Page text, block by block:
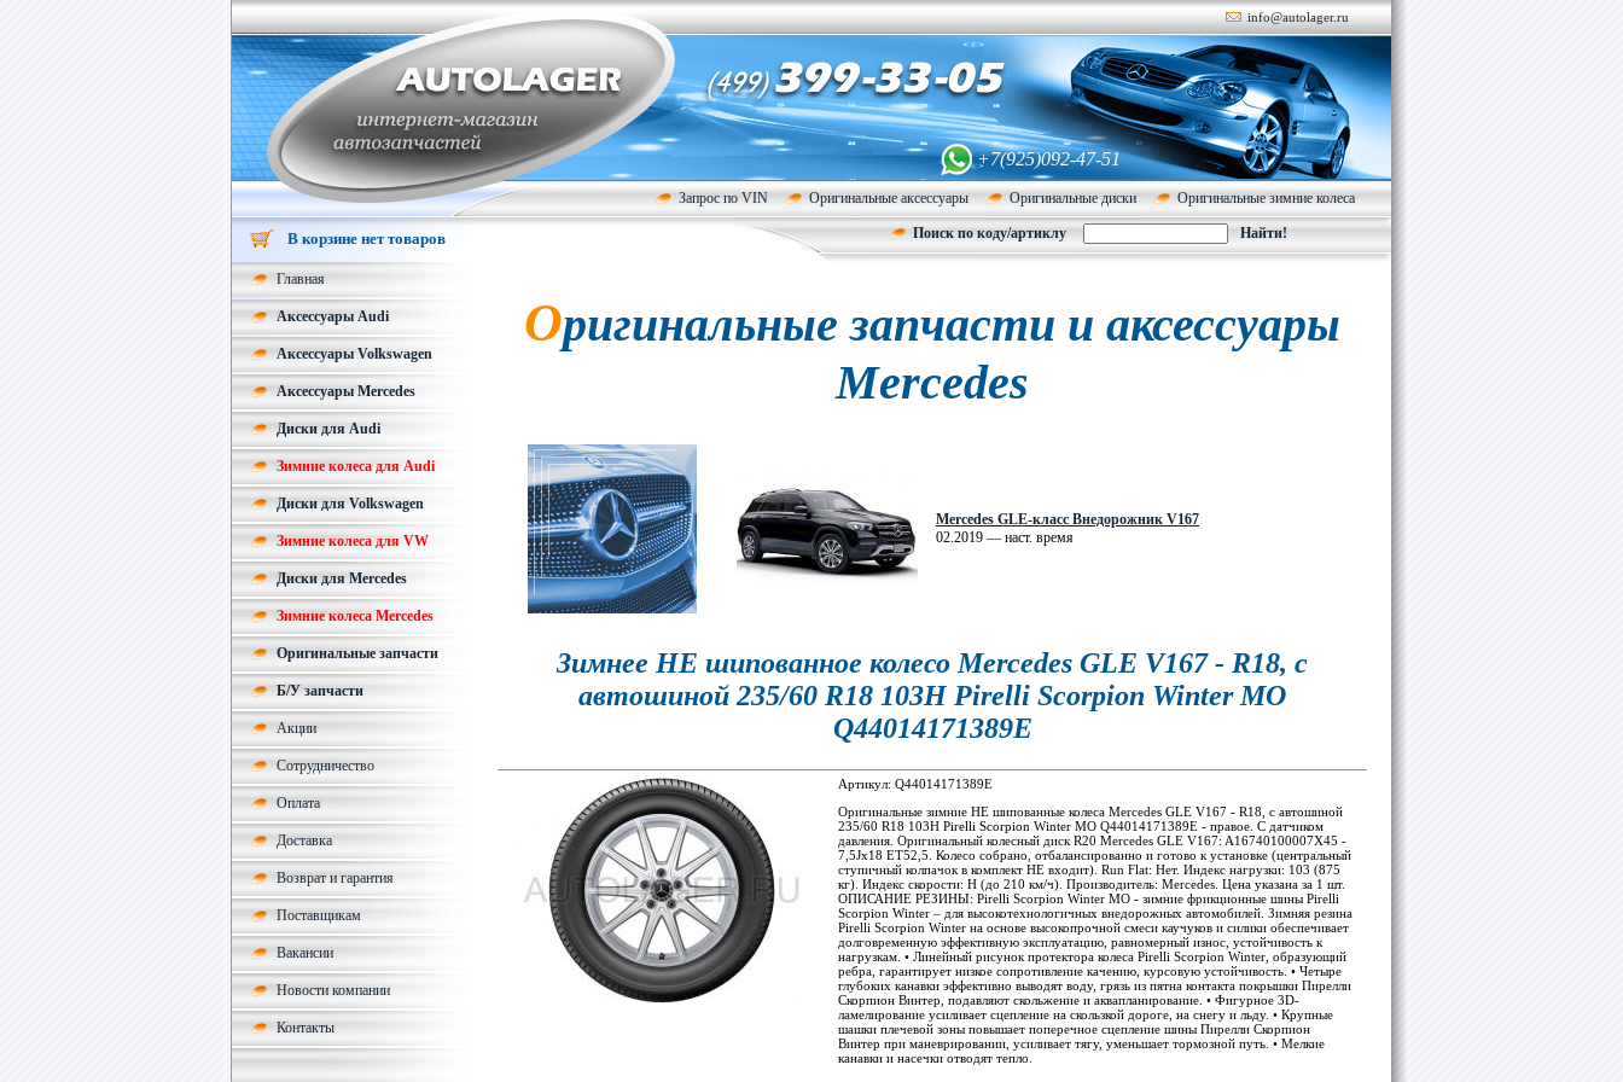
info@autolager.ru
+7(925)092-47-51
Запрос по VIN Оригинальные аксессуары Оригинальные диски Оригинальные зимние колеса
Поиск по коду/артиклу
В корзине нет товаров
Главная
Аксессуары Audi
Аксессуары Volkswagen
Аксессуары Mercedes
Диски для Audi
Зимние колеса для Audi
Диски для Volkswagen
Зимние колеса для VW
Диски для Mercedes
Зимние колеса Mercedes
Оригинальные запчасти
Б/У запчасти
Акции
Сотрудничество
Оплата
Доставка
Возврат и гарантия
Поставщикам
Вакансии
Новости компании
Контакты
Оригинальные запчасти и аксессуары
Mercedes
Mercedes GLE-класс Внедорожник V167
02.2019 — наст. время
Зимнее НЕ шипованное колесо Mercedes GLE V167 - R18, с
автошиной 235/60 R18 103H Pirelli Scorpion Winter MO
Q44014171389E
Артикул: Q44014171389E
Оригинальные зимние НЕ шипованные колеса Mercedes GLE V167 - R18, с автошиной
235/60 R18 103H Pirelli Scorpion Winter MO Q44014171389E - правое. С датчиком
давления. Оригинальный колесный диск R20 Mercedes GLE V167: A16740100007X45 -
7,5Jx18 ET52,5. Колесо собрано, отбалансированно и готово к установке (центральный
ступичный колпачок в комплект НЕ входит). Run Flat: Нет. Индекс нагрузки: 103 (875
кг). Индекс скорости: H (до 210 км/ч). Производитель: Mercedes. Цена указана за 1 шт.
ОПИСАНИЕ РЕЗИНЫ: Pirelli Scorpion Winter MO - зимние фрикционные шины Pirelli
Scorpion Winter – для высокотехнологичных внедорожных автомобилей. Зимняя резина
Pirelli Scorpion Winter на основе высокопрочной смеси каучуков и силики обеспечивает
долговременную эффективную эксплуатацию, равномерный износ, устойчивость к
нагрузкам. • Линейный рисунок протектора колеса Pirelli Scorpion Winter, образующий
ребра, гарантирует низкое сопротивление качению, курсовую устойчивость. • Четыре
глубоких канавки эффективно выводят воду, грязь из пятна контакта покрышки Пирелли
Скорпион Винтер, подавляют скольжение и аквапланирование. • Фигурное 3D-
ламелирование усиливает сцепление на скользкой дороге, на снегу и льду. • Крупные
шашки плечевой зоны повышает поперечное сцепление шины Пирелли Скорпион
Винтер при маневрировании, усиливает тягу, уменьшает тормозной путь. • Мелкие
канавки и насечки отводят тепло.